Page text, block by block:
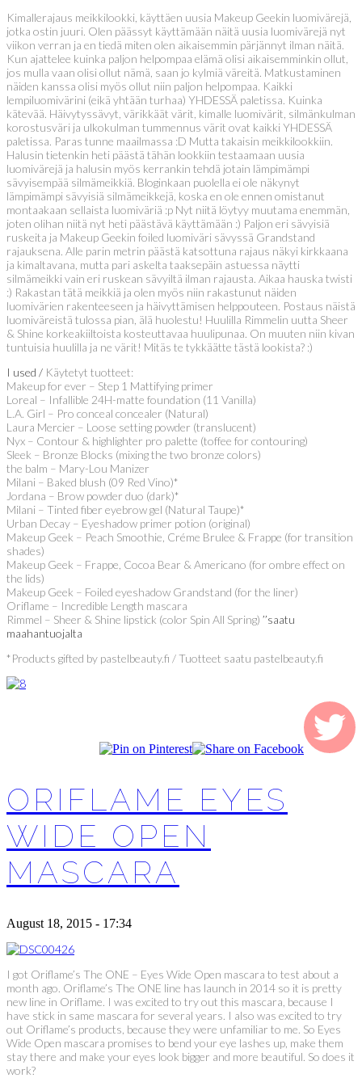
Kimallerajaus meikkilookki, käyttäen uusia Makeup Geekin luomivärejä,
jotka ostin juuri. Olen päässyt käyttämään näitä uusia luomivärejä nyt
viikon verran ja en tiedä miten olen aikaisemmin pärjännyt ilman näitä.
Kun ajattelee kuinka paljon helpompaa elämä olisi aikaisemminkin ollut,
jos mulla vaan olisi ollut nämä, saan jo kylmiä väreitä. Matkustaminen
näiden kanssa olisi myös ollut niin paljon helpompaa. Kaikki
lempiluomivärini (eikä yhtään turhaa) YHDESSÄ paletissa. Kuinka
kätevää. Häivytyssävyt, värikkäät värit, kimalle luomivärit, silmänkulman
korostusväri ja ulkokulman tummennus värit ovat kaikki YHDESSÄ
paletissa. Paras tunne maailmassa :D Mutta takaisin meikkilookkiin.
Halusin tietenkin heti päästä tähän lookkiin testaamaan uusia
luomivärejä ja halusin myös kerrankin tehdä jotain lämpimämpi
sävyisempää silmämeikkiä. Bloginkaan puolella ei ole näkynyt
lämpimämpi sävyisiä silmämeikkejä, koska en ole ennen omistanut
montaakaan sellaista luomiväriä :p Nyt niitä löytyy muutama enemmän,
joten olihan niitä nyt heti päästävä käyttämään :) Paljon eri sävyisiä
ruskeita ja Makeup Geekin foiled luomiväri sävyssä Grandstand
rajauksena. Alle parin metrin päästä katsottuna rajaus näkyi kirkkaana
ja kimaltavana, mutta pari askelta taaksepäin astuessa näytti
silmämeikki vain eri ruskean sävyiltä ilman rajausta. Aikaa hauska twisti
:) Rakastan tätä meikkiä ja olen myös niin rakastunut näiden
luomivärien rakenteeseen ja häivyttämisen helppouteen. Postaus näistä
luomiväreistä tulossa pian, älä huolestu! Huulilla Rimmelin uutta Sheer
& Shine korkeakiiltoista kosteuttavaa huulipunaa. On muuten niin kivan
tuntuisia huulilla ja ne värit! Mitäs te tykkäätte tästä lookista? :)
I used / Käytetyt tuotteet:
Makeup for ever – Step 1 Mattifying primer
Loreal – Infallible 24H-matte foundation (11 Vanilla)
L.A. Girl – Pro conceal concealer (Natural)
Laura Mercier – Loose setting powder (translucent)
Nyx – Contour & highlighter pro palette (toffee for contouring)
Sleek – Bronze Blocks (mixing the two bronze colors)
the balm – Mary-Lou Manizer
Milani – Baked blush (09 Red Vino)*
Jordana – Brow powder duo (dark)*
Milani – Tinted fiber eyebrow gel (Natural Taupe)*
Urban Decay – Eyeshadow primer potion (original)
Makeup Geek – Peach Smoothie, Créme Brulee & Frappe (for transition
shades)
Makeup Geek – Frappe, Cocoa Bear & Americano (for ombre effect on
the lids)
Makeup Geek – Foiled eyeshadow Grandstand (for the liner)
Oriflame – Incredible Length mascara
Rimmel – Sheer & Shine lipstick (color Spin All Spring) ’’saatu
maahantuojalta
*Products gifted by pastelbeauty.fi / Tuotteet saatu pastelbeauty.fi
ORIFLAME EYES
WIDE OPEN
MASCARA
August 18, 2015 - 17:34
I got Oriflame’s The ONE – Eyes Wide Open mascara to test about a
month ago. Oriflame’s The ONE line has launch in 2014 so it is pretty
new line in Oriflame. I was excited to try out this mascara, because I
have stick in same mascara for several years. I also was excited to try
out Oriflame’s products, because they were unfamiliar to me. So Eyes
Wide Open mascara promises to bend your eye lashes up, make them
stay there and make your eyes look bigger and more beautiful. So does it
work?